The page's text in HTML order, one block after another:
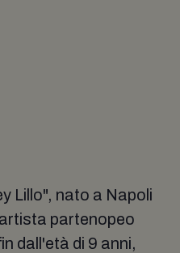
Lillo", nato a Napoli
partenopeo
dall'età di 9 anni,